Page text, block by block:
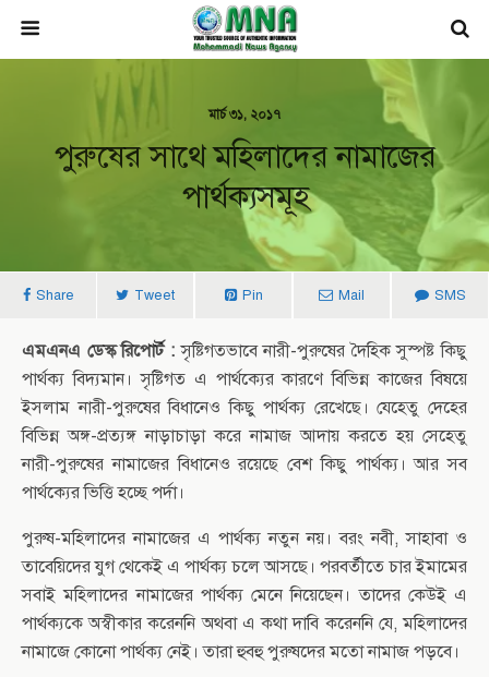
মার্চ ৩১, ২০১৭
পুরুষের সাথে মহিলাদের নামাজের
পার্থক্যসমূহ
Share Tweet Pin Mail SMS
এমএনএ ডেস্ক রিপোর্ট :সৃষ্টিগতভাবে নারী-পুরুষের দৈহিক সুস্পষ্ট কিছু
পার্থক্য বিদ্যমান। সৃষ্টিগত এ পার্থক্যের কারণে বিভিন্ন কাজের বিষয়ে
ইসলাম নারী-পুরুষের বিধানেও কিছু পার্থক্য রেখেছে। যেহেতু দেহের
বিভিন্ন অঙ্গ-প্রত্যঙ্গ নাড়াচাড়া করে নামাজ আদায় করতে হয় সেহেতু
নারী-পুরুষের নামাজের বিধানেও রয়েছে বেশ কিছু পার্থক্য। আর সব
পার্থক্যের ভিত্তি হচ্ছে পর্দা।
পুরুষ-মহিলাদের নামাজের এ পার্থক্য নতুন নয়। বরং নবী, সাহাবা ও
তাবেয়িদের যুগ থেকেই এ পার্থক্য চলে আসছে। পরবর্তীতে চার ইমামের
সবাই মহিলাদের নামাজের পার্থক্য মেনে নিয়েছেন। তাদের কেউই এ
পার্থক্যকে অস্বীকার করেননি অথবা এ কথা দাবি করেননি যে, মহিলাদের
নামাজে কোনো পার্থক্য নেই। তারা হুবহু পুরুষদের মতো নামাজ পড়বে।